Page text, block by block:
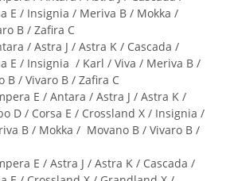
E / Insignia / Meriva B / Mokka /
B / Zafira C
/ Astra J / Astra K / Cascada /
E / Insignia / Karl / Viva / Meriva B /
B / Vivaro B / Zafira C
E / Antara / Astra J / Astra K /
D / Corsa E / Crossland X / Insignia /
B / Mokka / Movano B / Vivaro B /
E / Astra J / Astra K / Cascada /